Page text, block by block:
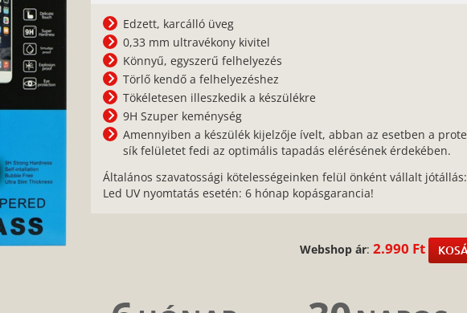
Edzett, karcálló üveg
0,33 mm ultravékony kivitel
Könnyű, egyszerű felhelyezés
Törlő kendő a felhelyezéshez
Tökéletesen illeszkedik a készülékre
9H Szuper keménység
Amennyiben a készülék kijelzője ívelt, abban az esetben a
sík felületet fedi az optimális tapadás elérésének érdekében.
Általános szavatossági kötelességeinken felül önként vállalt jótállás:
Led UV nyomtatás esetén: 6 hónap kopásgarancia!
Webshop ár:2.990 Ft